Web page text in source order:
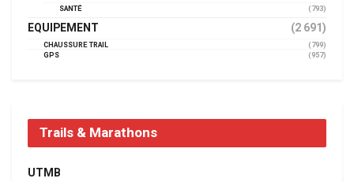
SANTÉ
(793)
EQUIPEMENT (2 691)
CHAUSSURE TRAIL
(799)
GPS
(957)
Trails & Marathons
UTMB